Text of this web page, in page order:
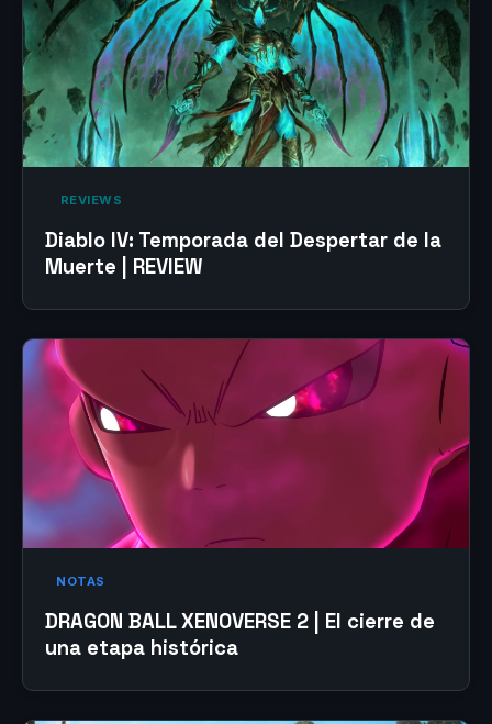
‎ REVIEWS‎
Diablo IV: Temporada del Despertar de la
Muerte | REVIEW
NOTAS
DRAGON BALL XENOVERSE 2 | El cierre de
una etapa histórica